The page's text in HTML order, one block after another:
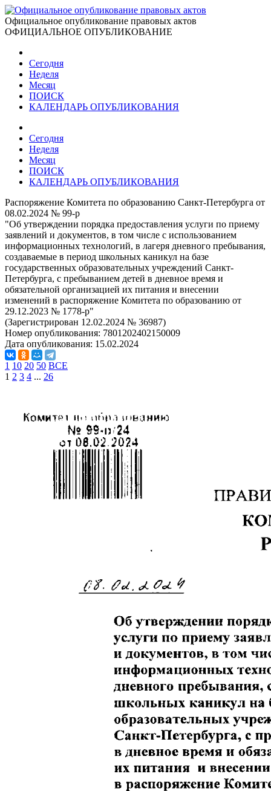
Официальное опубликование правовых актов
ОФИЦИАЛЬНОЕ ОПУБЛИКОВАНИЕ
Сегодня
Неделя
Месяц
ПОИСК
КАЛЕНДАРЬ ОПУБЛИКОВАНИЯ
Сегодня
Неделя
Месяц
ПОИСК
КАЛЕНДАРЬ ОПУБЛИКОВАНИЯ
Распоряжение Комитета по образованию Санкт-Петербурга от
08.02.2024 № 99-p
"Об утверждении порядка предоставления услуги по приему
заявлений и документов, в том числе с использованием
информационных технологий, в лагеря дневного пребывания,
создаваемые в период школьных каникул на базе
государственных образовательных учреждений Санкт-
Петербурга, с пребыванием детей в дневное время и
обязательной организацией их питания и внесении
изменений в распоряжение Комитета по образованию от
29.12.2023 № 1778-р"
(Зарегистрирован 12.02.2024 № 36987)
Номер опубликования: 7801202402150009
Дата опубликования: 15.02.2024
1 10 20 50 ВСЕ
1 2 3 4 ... 26